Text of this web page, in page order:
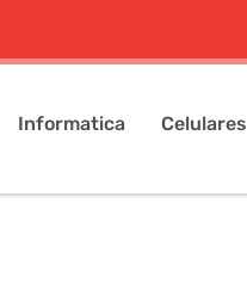
Informatica Celulares